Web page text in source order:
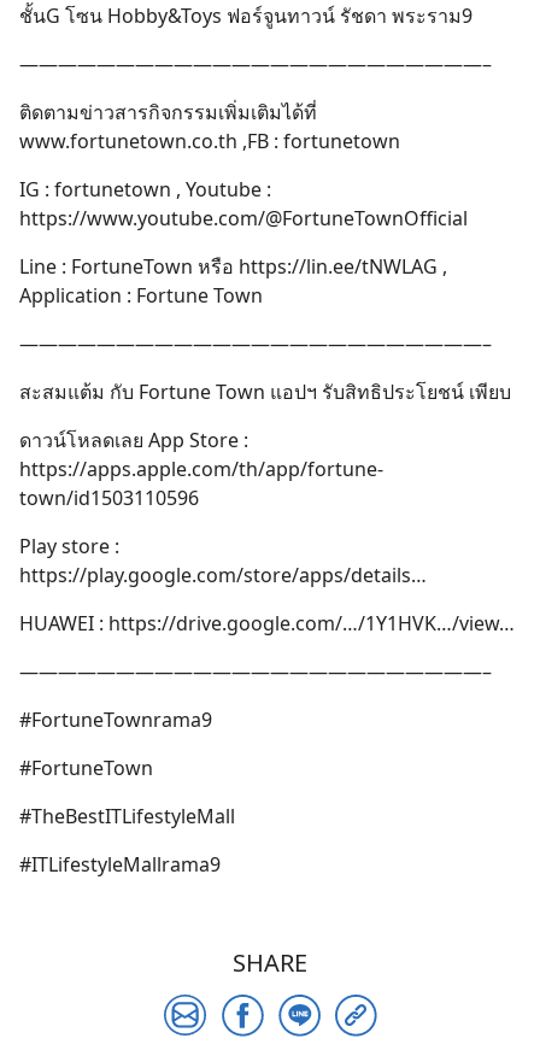
Search
ชั้นG โซน Hobby&Toys ฟอร์จูนทาวน์ รัชดา พระราม9
————————————————————————–
ติดตามข่าวสารกิจกรรมเพิ่มเติมได้ที่
www.fortunetown.co.th ,FB : fortunetown
IG : fortunetown , Youtube :
https://www.youtube.com/@FortuneTownOfficial
Line : FortuneTown หรือ https://lin.ee/tNWLAG ,
Application : Fortune Town
————————————————————————–
สะสมแต้ม กับ Fortune Town แอปฯ รับสิทธิประโยชน์ เพียบ
ดาวน์โหลดเลย App Store :
https://apps.apple.com/th/app/fortune-
town/id1503110596
Play store :
https://play.google.com/store/apps/details…
HUAWEI : https://drive.google.com/…/1Y1HVK…/view…
————————————————————————–
#FortuneTownrama9
#FortuneTown
#TheBestITLifestyleMall
#ITLifestyleMallrama9
SHARE